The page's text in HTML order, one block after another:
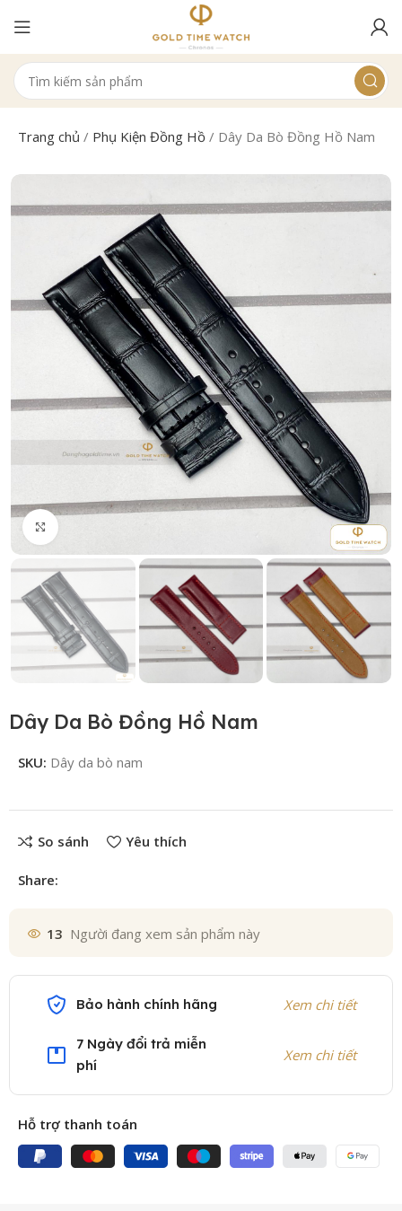
Trang chủ / Phụ Kiện Đồng Hồ / Dây Da Bò Đồng Hồ Nam
Dây Da Bò Đồng Hồ Nam
SKU: Dây da bò nam
So sánh Yêu thích
Share:
13 Người đang xem sản phẩm này
Bảo hành chính hãng Xem chi tiết
7 Ngày đổi trả miễn
phí
Xem chi tiết
Hỗ trợ thanh toán